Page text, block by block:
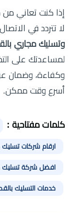
إذا كنت تعاني من
لا تتردد في
وتسليك مجاري
لمساعدتك على
وكفاءة، وضمان
أسرع وقت ممكن.
كلمات مفتاحية :
ارقام شركات تسليك
افضل شركة تسليك
خدمات التسليك